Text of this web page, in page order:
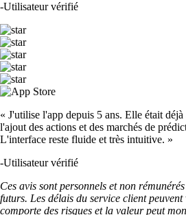
-Utilisateur vérifié
« J'utilise l'app depuis 5 ans. Elle était
l'ajout des actions et des marchés de
L'interface reste fluide et très intuitive. »
-Utilisateur vérifié
Ces avis sont personnels et non
futurs. Les délais du service client
comporte des risques et la valeur peut